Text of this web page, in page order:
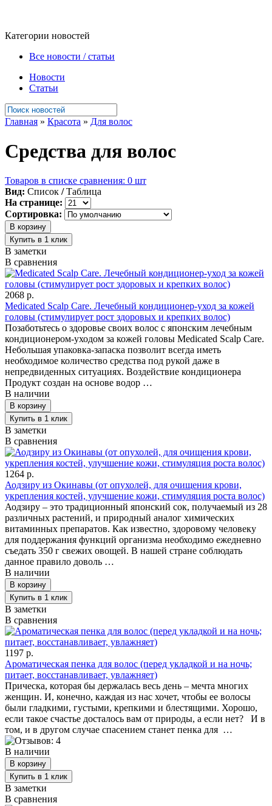
Категории новостей
Все новости / статьи
Новости
Статьи
Главная » Красота » Для волос
Средства для волос
Товаров в списке сравнения: 0 шт
Вид: Список /Таблица
На странице:
Сортировка:
В заметки
В сравнения
2068 р.
Medicated Scalp Care. Лечебный кондиционер-уход за кожей
головы (стимулирует рост здоровых и крепких волос)
Позаботьтесь о здоровье своих волос с японским лечебным
кондиционером-уходом за кожей головы Medicated Scalp Care.
Небольшая упаковка-запаска позволит всегда иметь
необходимое количество средства под рукой даже в
непредвиденных ситуациях. Воздействие кондиционера
Продукт создан на основе водор …
В наличии
В заметки
В сравнения
1264 р.
Аодзиру из Окинавы (от опухолей, для очищения крови,
укрепления костей, улучшение кожи, стимуляция роста волос)
Аодзиру – это традиционный японский сок, получаемый из 28
различных растений, и природный аналог химических
витаминных препаратов. Как известно, здоровому человеку
для поддержания функций организма необходимо ежедневно
съедать 350 г свежих овощей. В нашей стране соблюдать
данное правило доволь …
В наличии
В заметки
В сравнения
1197 р.
Ароматическая пенка для волос (перед укладкой и на ночь;
питает, восстанавливает, увлажняет)
Прическа, которая бы держалась весь день – мечта многих
женщин. И, конечно, каждая из нас хочет, чтобы ее волосы
были гладкими, густыми, крепкими и блестящими. Хорошо,
если такое счастье досталось вам от природы, а если нет? И в
том, и в другом случае спасением станет пенка для …
В наличии
В заметки
В сравнения